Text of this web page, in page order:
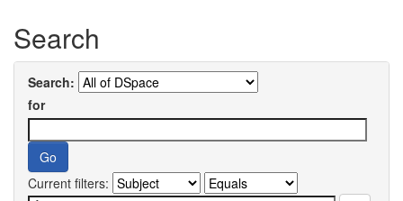
Search
Search:
for
Current filters: